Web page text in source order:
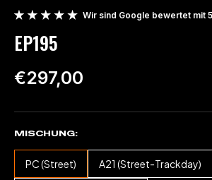
Wir sind Google bewertet mit
EP195
€297,00
MISCHUNG
PC (Street) A21 (Street-Trackday)